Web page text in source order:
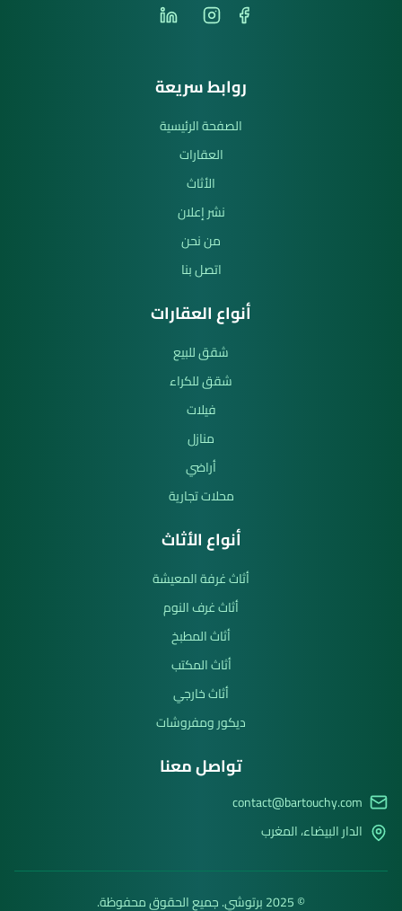
روابط سريعة
الصفحة الرئيسية
العقارات
الأثاث
نشر إعلان
من نحن
اتصل بنا
أنواع العقارات
شقق للبيع
شقق للكراء
فيلات
منازل
أراضي
محلات تجارية
أنواع الأثاث
أثاث غرفة المعيشة
أثاث غرف النوم
أثاث المطبخ
أثاث المكتب
أثاث خارجي
ديكور ومفروشات
تواصل معنا
contact@bartouchy.com
الدار البيضاء، المغرب
© 2025 برتوشي. جميع الحقوق محفوظة.